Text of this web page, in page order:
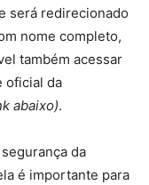
será redirecionado
nome completo,
também acessar
oficial da
abaixo).
da
é importante para